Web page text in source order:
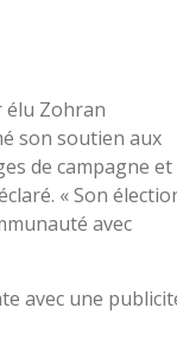
élu Zohran
son soutien aux
de campagne et
« Son
avec
avec une